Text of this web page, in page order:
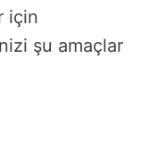
için
şu amaçlar